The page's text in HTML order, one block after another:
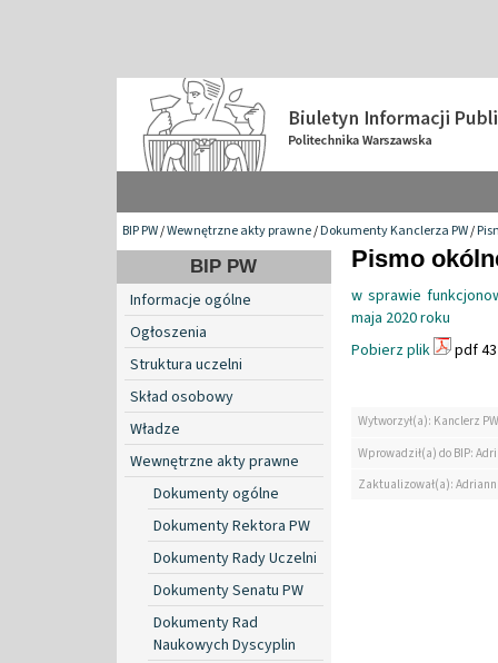
BIP PW/Wewnętrzne akty prawne/Dokumenty Kanclerza PW/
BIP PW
Informacje ogólne
Ogłoszenia
Struktura uczelni
Skład osobowy
Władze
Wewnętrzne akty prawne
Dokumenty ogólne
Dokumenty Rektora PW
Dokumenty Rady Uczelni
Dokumenty Senatu PW
Dokumenty Rad
Naukowych Dyscyplin
Pismo
w sprawie
maja 2020 roku
Pobierz plik
pdf
Wytworzył(a): Kanclerz PW
Wprowadził(a) do BIP:
Zaktualizował(a):